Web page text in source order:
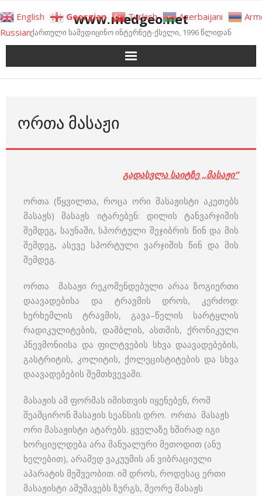
to
content
www.medgeo.net
ქართული სამედიცინო ინტერნეტ-ქსელი, 1996 წლიდან
ᲝᲠᲗᲐ ᲛᲐᲡᲐᲟᲘ
გადასვლა საიტზე ,,მასაჟი”
ორთა (წყვილთა, როცა ორი მასაჟისტი აკეთებს
მასაჟს) მასაჟს იტარებენ: დილის ტანვარჯიშის
შემდეგ, საუნაში, სპორტული შეჯიბრის წინ და მის
შემდეგ, ასევე სპორტული ვარჯიშის წინ და მის
შემდეგ.
ორთა მასაჟი რეკომენდებული არაა ზოგიერთი
დაავადებისა და ტრავმის დროს, კერძოდ:
ხერხემლის ტრავმის, გავა–წელის სარტყლის
რადიკულიტების, დამბლის, ასთმის, ქრონიკული
პნევმონიისა და ფილტვების სხვა დაავადებების,
გასტრიტის, კოლიტის, ქოლეცისტიტების და სხვა
დაავადებების შემთხვევაში.
მასაჟის ამ ფორმას იმისთვის იყენებენ, რომ
შეამცირონ მასაჟის სეანსის დრო. ორთა მასაჟს
ორი მასაჟისტი ატარებს. ყველაზე ხშირად იგი
ხორციელდება არა მანუალური მეთოდით (ანუ
ხელებით), არამედ ვაკუუმის ან ვიბრაციული
აპარატის მეშვეობით. იმ დროს, როდესაც ერთი
მასაჟისტი ამუშავებს ზურგს, მეორე მასაჟს
English Georgian Turkish Azerbaijani
Russian